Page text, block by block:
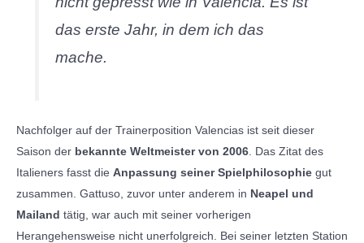
das erste Jahr, in dem ich das
mache.
Nachfolger auf der Trainerposition Valencias ist seit dieser
Saison der bekannte Weltmeister von 2006 . Das Zitat des
Italieners fasst die Anpassung seiner Spielphilosophie gut
zusammen. Gattuso, zuvor unter anderem in Neapel und
Mailand tätig, war auch mit seiner vorherigen
Herangehensweise nicht unerfolgreich. Bei seiner letzten Station